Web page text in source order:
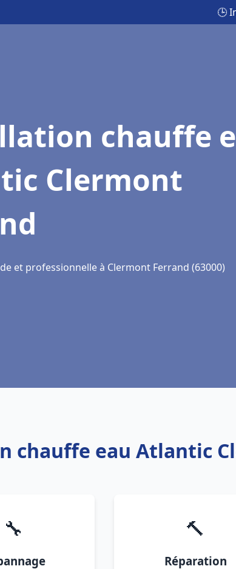
🕒
chauffe
Clermont
et professionnelle à Clermont Ferrand (63000)
chauffe eau Atlantic
🔧 🔨
Réparation